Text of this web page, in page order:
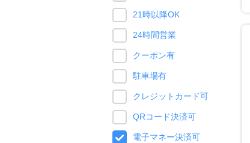
21時以降OK
24時間営業
クーポン有
駐車場有
クレジットカード可
QRコード決済可
電子マネー決済可